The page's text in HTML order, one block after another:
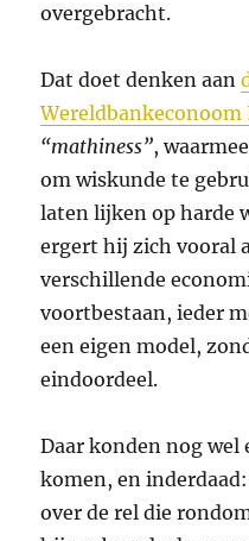
overgebracht.
Dat doet denken aan
Wereldbankeconoom
“mathiness”,
om wiskunde te
laten lijken op harde
ergert hij zich vooral
verschillende
voortbestaan, ieder
een eigen model,
eindoordeel.
Daar konden nog wel
komen, en
over de rel die